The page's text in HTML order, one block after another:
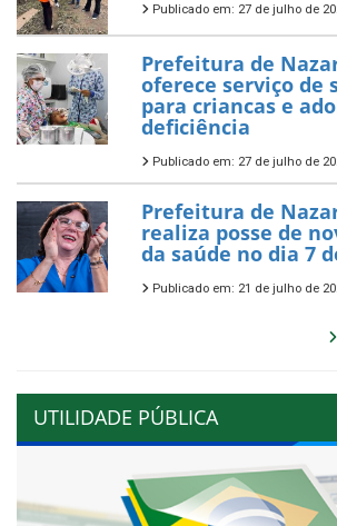
Publicado em: 27 de julho de
Prefeitura de
oferece serviço de
para criancas e
deficiência
Publicado em: 27 de julho de
Prefeitura de
realiza posse de
da saúde no dia 7
Publicado em: 21 de julho de
UTILIDADE PÚBLICA